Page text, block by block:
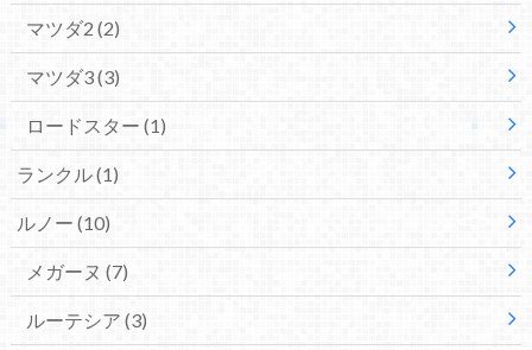
マツダ2 (2)
マツダ3(3)
ロードスター (1)
ランクル(1)
ルノー (10)
メガーヌ (7)
ルーテシア (3)